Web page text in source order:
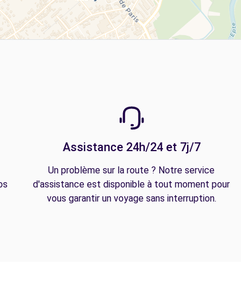
Assistance 24h/24 et 7j/7
Un problème sur la route ? Notre service
d'assistance est disponible à tout moment pour
vous garantir un voyage sans interruption.